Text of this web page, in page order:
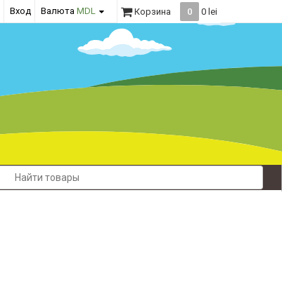
Вход Валюта MDL Корзина 0 0 lei